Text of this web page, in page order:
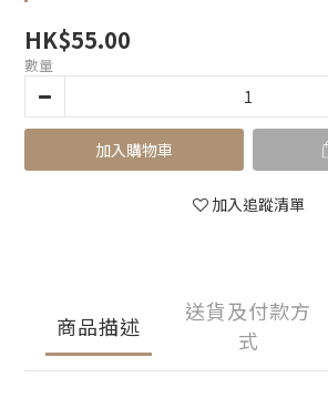
HK$55.00
數量
加入購物車
加入追蹤清單
商品描述
送貨及付款方
式